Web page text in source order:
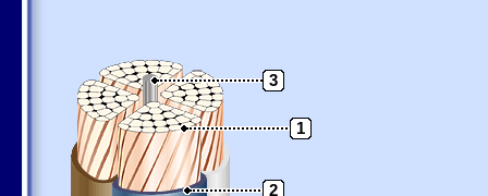
3
1
2